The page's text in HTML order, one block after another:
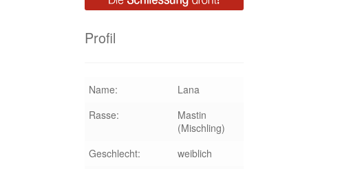
Profil
Name:
Lana
Rasse:
Mastin
(Mischling)
Geschlecht:
weiblich